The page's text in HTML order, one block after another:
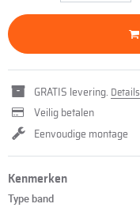
GRATIS levering. Details
Veilig betalen
Eenvoudige montage
Kenmerken
Type band